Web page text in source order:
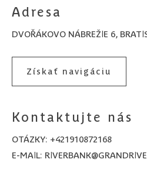
Adresa
DVOŘÁKOVO NÁBREŽIE 6,
Získať navigáciu
Kontaktujte nás
OTÁZKY: +421910872168
E-MAIL: